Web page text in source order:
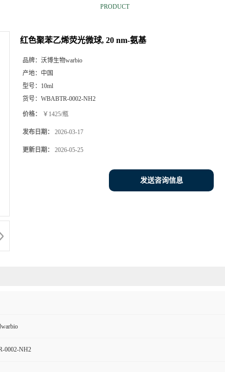
PRODUCT
红色聚苯乙烯荧光微球, 20 nm-氨基
品牌： 沃博生物warbio
产地： 中国
型号： 10ml
货号： WBABTR-0002-NH2
价格： ￥1425/瓶
发布日期： 2026-03-17
更新日期： 2026-05-25
发送咨询信息
0002-NH2